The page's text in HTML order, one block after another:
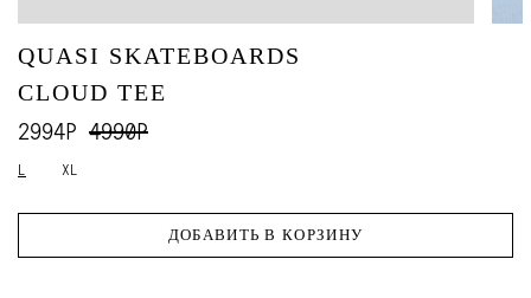
QUASI SKATEBOARDS
CLOUD TEE
2994Р 4990Р
L XL
ДОБАВИТЬ В КОРЗИНУ